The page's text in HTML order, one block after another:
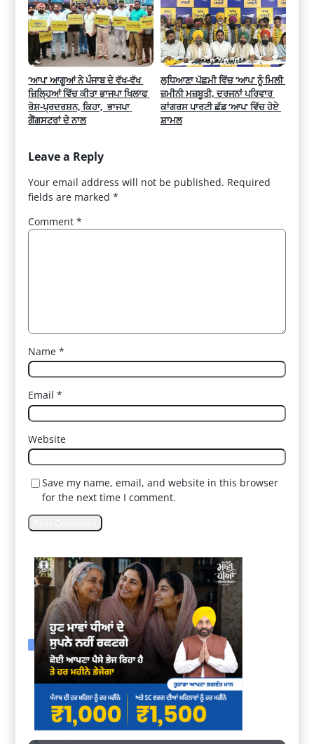
‘ਆਪ’ ਆਗੂਆਂ ਨੇ ਪੰਜਾਬ ਦੇ ਵੱਖ-ਵੱਖ
ਜ਼ਿਲ੍ਹਿਆਂ ਵਿੱਚ ਕੀਤਾ ਭਾਜਪਾ ਖਿਲਾਫ
ਰੋਸ਼-ਪ੍ਰਦਰਸ਼ਨ, ਕਿਹਾ,  ਭਾਜਪਾ
ਗੈਂਗਸਟਰਾਂ ਦੇ ਨਾਲ
ਲੁਧਿਆਣਾ ਪੱਛਮੀ ਵਿੱਚ ‘ਆਪ’ ਨੂੰ ਮਿਲੀ
ਜ਼ਮੀਨੀ ਮਜ਼ਬੂਤੀ, ਦਰਜਨਾਂ ਪਰਿਵਾਰ
ਕਾਂਗਰਸ ਪਾਰਟੀ ਛੱਡ ‘ਆਪ’ ਵਿੱਚ ਹੋਏ
ਸ਼ਾਮਲ
Leave a Reply
Your email address will not be published. Required
fields are marked*
Comment*
Name*
Email*
Website
Save my name, email, and website in this browser
for the next time I comment.